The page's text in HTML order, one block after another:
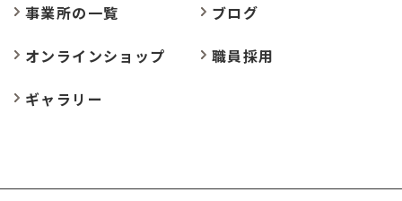
事業所の一覧
ブログ
オンラインショップ
職員採用
ギャラリー